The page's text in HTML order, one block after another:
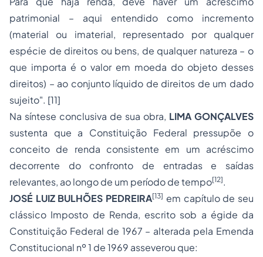
patrimonial – aqui entendido como incremento
(material ou imaterial, representado por qualquer
espécie de direitos ou bens, de qualquer natureza – o
que importa é o valor em moeda do objeto desses
direitos) – ao conjunto líquido de direitos de um dado
sujeito". [11]
Na síntese conclusiva de sua obra, LIMA GONÇALVES
sustenta que a Constituição Federal pressupõe o
conceito de renda consistente em um acréscimo
decorrente do confronto de entradas e saídas
relevantes, ao longo de um período de tempo[12].
JOSÉ LUIZ BULHÕES PEDREIRA[13] em capítulo de seu
clássico Imposto de Renda, escrito sob a égide da
Constituição Federal de 1967 – alterada pela Emenda
Constitucional nº 1 de 1969 asseverou que: